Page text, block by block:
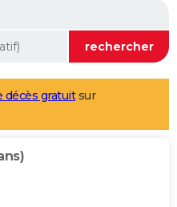
décès gratuitsur